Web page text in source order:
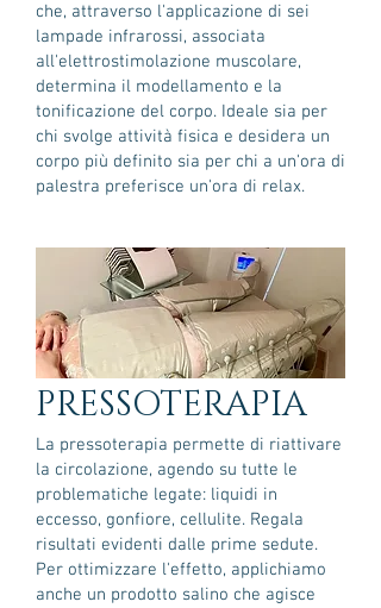
che, attraverso l'applicazione di sei
lampade infrarossi, associata
all'elettrostimolazione muscolare,
determina il modellamento e la
tonificazione del corpo. Ideale sia per
chi svolge attività fisica e desidera un
corpo più definito sia per chi a un'ora di
palestra preferisce un'ora di relax.
PRESSOTERAPIA
La pressoterapia permette di riattivare
la circolazione, agendo su tutte le
problematiche legate: liquidi in
eccesso, gonfiore, cellulite. Regala
risultati evidenti dalle prime sedute.
Per ottimizzare l'effetto, applichiamo
anche un prodotto salino che agisce